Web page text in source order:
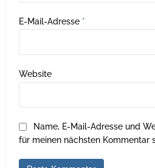
E-Mail-Adresse *
Website
Name, E-Mail-Adresse und
für meinen nächsten Kommentar